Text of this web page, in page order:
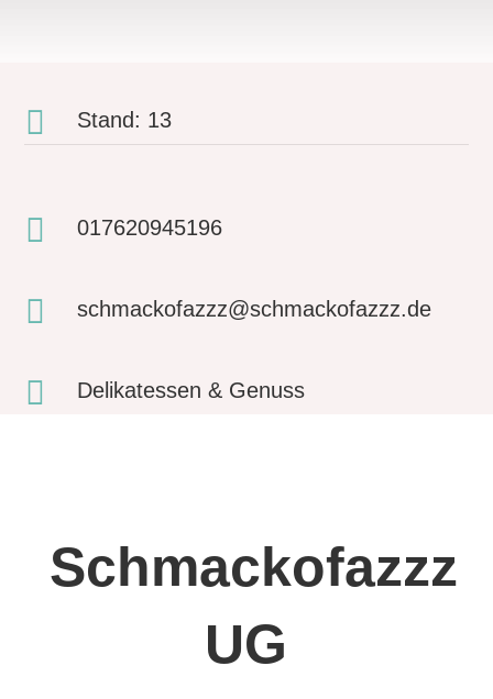
 Stand: 13
 017620945196
 schmackofazzz@schmackofazzz.de
 Delikatessen & Genuss
Schmackofazzz
UG